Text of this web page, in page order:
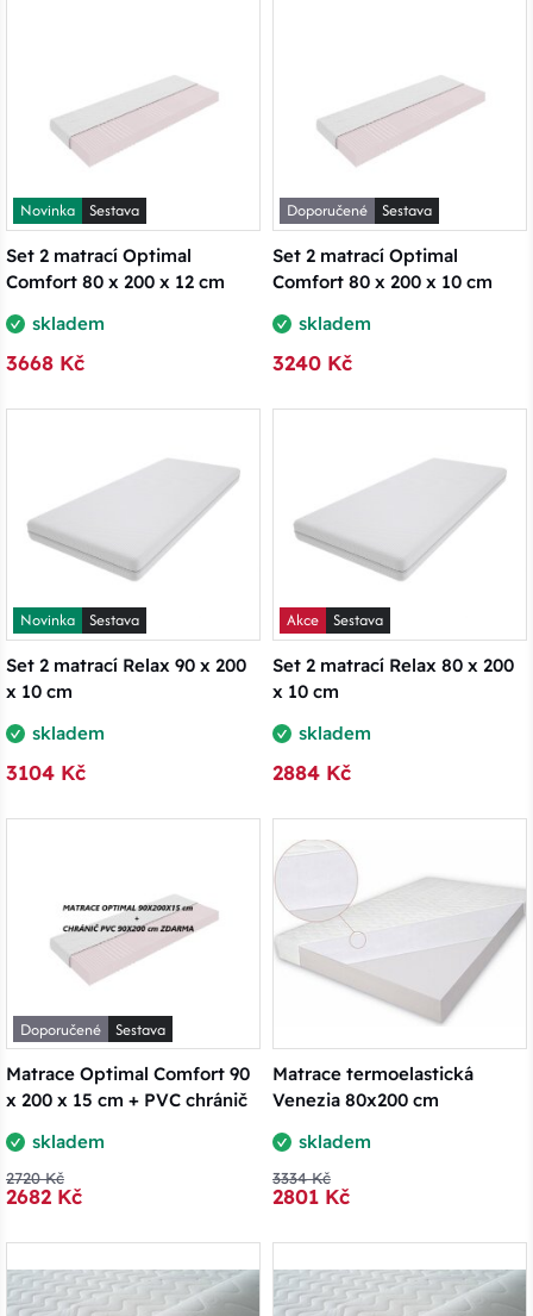
Novinka
Sestava
Set 2 matrací Optimal
Comfort 80 x 200 x 12 cm
skladem
3668 Kč
Doporučené
Sestava
Set 2 matrací Optimal
Comfort 80 x 200 x 10 cm
skladem
3240 Kč
Novinka
Sestava
Set 2 matrací Relax 90 x 200
x 10 cm
skladem
3104 Kč
Akce
Sestava
Set 2 matrací Relax 80 x 200
x 10 cm
skladem
2884 Kč
Doporučené
Sestava
Matrace Optimal Comfort 90
x 200 x 15 cm + PVC chránič
skladem
2720 Kč
2682 Kč
Matrace termoelastická
Venezia 80x200 cm
skladem
3334 Kč
2801 Kč